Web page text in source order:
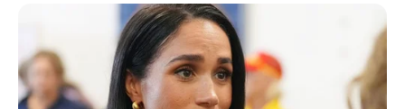
. Il ajoute à propos de Cyprien :
sait ce qu’il doit faire et que sa priorité n’est pas
matérielle ni pécuniaire et c’est ça qui est beau
dans son parcours » .